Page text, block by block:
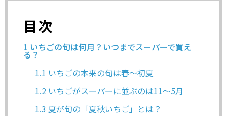
目次
1 いちごの旬は何月？いつまでスーパーで買え
る？
1.1 いちごの本来の旬は春～初夏
1.2いちごがスーパーに並ぶのは11～5月
1.3 夏が旬の「夏秋いちご」とは？